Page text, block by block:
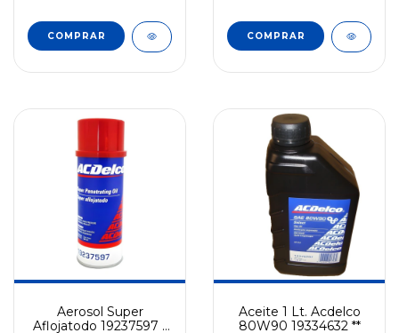
Aerosol Super
Aflojatodo 19237597 -
Aceite 1 Lt. Acdelco
80W90 19334632 **